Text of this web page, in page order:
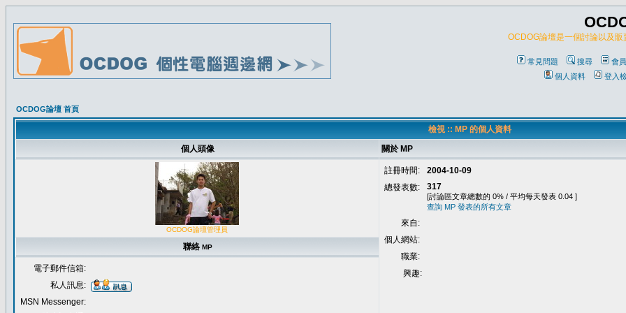
OCDOG論壇是一個討論以及
常見問題 搜尋
會
個人資料
登入
OCDOG論壇 首頁
檢視 :: MP 的個人資料
個人頭像
關於 MP
OCDOG論壇管理員
註冊時間:
2004-10-09
總發表數:
317
[討論區文章總數的 0% / 平均每天發表 0.04 ]
查詢 MP 發表的所有文章
來自:
個人網站:
職業:
興趣:
聯絡 MP
電子郵件信箱:
私人訊息:
MSN Messenger: